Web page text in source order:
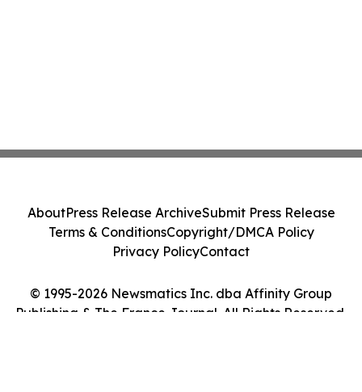
© 1995-2026 Newsmatics Inc. dba Affinity Group
Publishing & The France Journal. All Rights Reserved.
AboutPress Release ArchiveSubmit Press Release
Terms & ConditionsCopyright/DMCA Policy
Privacy PolicyContact